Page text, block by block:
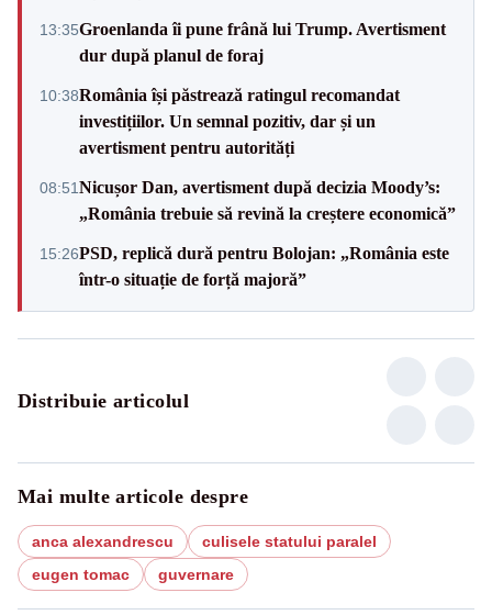
13:35Groenlanda îi pune frână lui Trump. Avertisment
dur după planul de foraj
10:38România își păstrează ratingul recomandat
investițiilor. Un semnal pozitiv, dar și un
avertisment pentru autorități
08:51Nicușor Dan, avertisment după decizia Moody’s:
„România trebuie să revină la creștere economică”
15:26PSD, replică dură pentru Bolojan: „România este
într-o situație de forță majoră”
Distribuie articolul
Mai multe articole despre
anca alexandrescu
culisele statului paralel
eugen tomac
guvernare